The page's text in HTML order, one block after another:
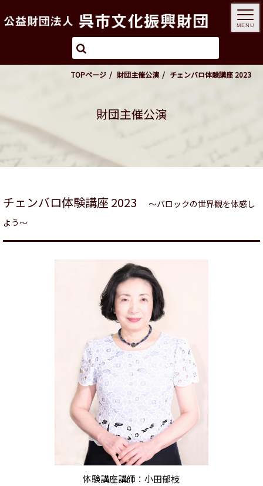
TOPページ 財団主催公演 チェンバロ体験講座 2023
財団主催公演
チェンバロ体験講座 2023
～バロックの世界観を体感し
よう～
体験講座講師：小田郁枝
MENU